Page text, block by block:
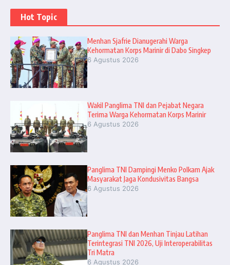
Hot Topic
Menhan Sjafrie Dianugerahi Warga
Kehormatan Korps Marinir di Dabo Singkep
6 Agustus 2026
Wakil Panglima TNI dan Pejabat Negara
Terima Warga Kehormatan Korps Marinir
6 Agustus 2026
Panglima TNI Dampingi Menko Polkam Ajak
Masyarakat Jaga Kondusivitas Bangsa
6 Agustus 2026
Panglima TNI dan Menhan Tinjau Latihan
Terintegrasi TNI 2026, Uji Interoperabilitas
Tri Matra
6 Agustus 2026